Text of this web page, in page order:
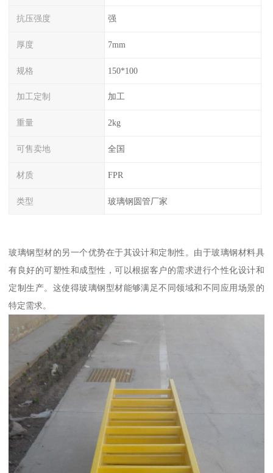
抗压强度 强
厚度 7mm
规格 150*100
加工定制 加工
重量 2kg
可售卖地 全国
材质 FPR
类型 玻璃钢圆管厂家
玻璃钢型材的另一个优势在于其设计和定制性。由于玻璃钢材料具
有良好的可塑性和成型性，可以根据客户的需求进行个性化设计和
定制生产。这使得玻璃钢型材能够满足不同领域和不同应用场景的
特定需求。